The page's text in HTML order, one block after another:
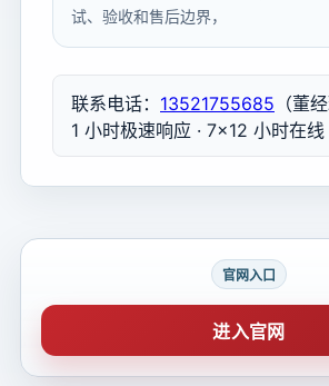
试、验收和售后边界，
联系电话： 13521755685 （董
1 小时极速响应 · 7×12 小时在线
官网入口
进入官网